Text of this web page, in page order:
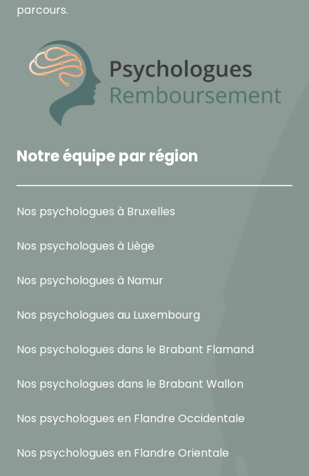
parcours.
Notre équipe par région
Nos psychologues à Bruxelles
Nos psychologues à Liège
Nos psychologues à Namur
Nos psychologues au Luxembourg
Nos psychologues dans le Brabant Flamand
Nos psychologues dans le Brabant Wallon
Nos psychologues en Flandre Occidentale
Nos psychologues en Flandre Orientale